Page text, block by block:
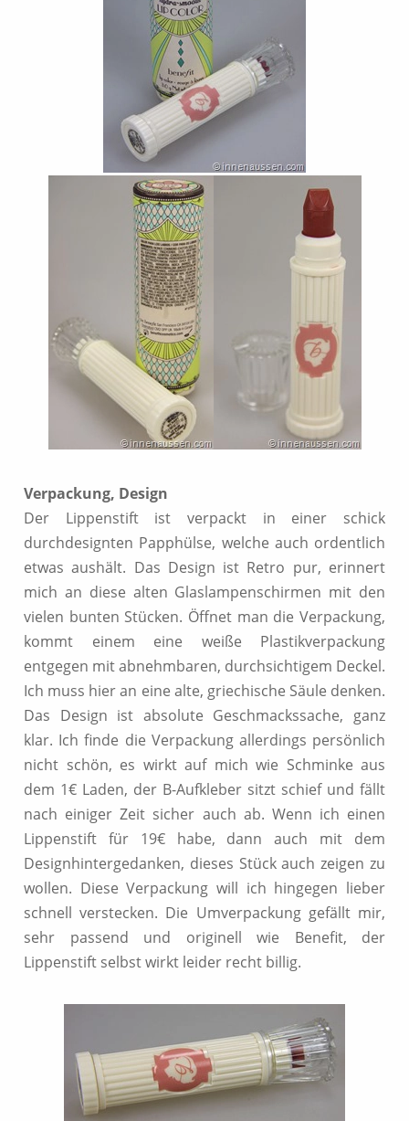
Verpackung, Design
Der Lippenstift ist verpackt in einer schick
durchdesignten Papphülse, welche auch ordentlich
etwas aushält. Das Design ist Retro pur, erinnert
mich an diese alten Glaslampenschirmen mit den
vielen bunten Stücken. Öffnet man die Verpackung,
kommt einem eine weiße Plastikverpackung
entgegen mit abnehmbaren, durchsichtigem Deckel.
Ich muss hier an eine alte, griechische Säule denken.
Das Design ist absolute Geschmackssache, ganz
klar. Ich finde die Verpackung allerdings persönlich
nicht schön, es wirkt auf mich wie Schminke aus
dem 1€ Laden, der B-Aufkleber sitzt schief und fällt
nach einiger Zeit sicher auch ab. Wenn ich einen
Lippenstift für 19€ habe, dann auch mit dem
Designhintergedanken, dieses Stück auch zeigen zu
wollen. Diese Verpackung will ich hingegen lieber
schnell verstecken. Die Umverpackung gefällt mir,
sehr passend und originell wie Benefit, der
Lippenstift selbst wirkt leider recht billig.